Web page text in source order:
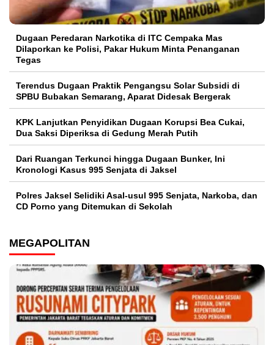
Dugaan Peredaran Narkotika di ITC Cempaka Mas
Dilaporkan ke Polisi, Pakar Hukum Minta Penanganan
Tegas
Terendus Dugaan Praktik Pengangsu Solar Subsidi di
SPBU Bubakan Semarang, Aparat Didesak Bergerak
KPK Lanjutkan Penyidikan Dugaan Korupsi Bea Cukai,
Dua Saksi Diperiksa di Gedung Merah Putih
Dari Ruangan Terkunci hingga Dugaan Bunker, Ini
Kronologi Kasus 995 Senjata di Jaksel
Polres Jaksel Selidiki Asal-usul 995 Senjata, Narkoba, dan
CD Porno yang Ditemukan di Sekolah
MEGAPOLITAN